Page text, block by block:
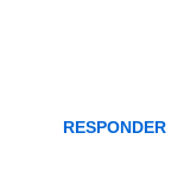
RESPONDER